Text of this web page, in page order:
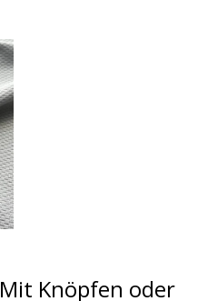
Mit Knöpfen oder